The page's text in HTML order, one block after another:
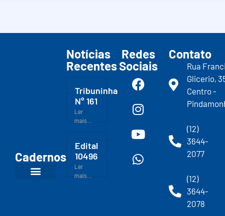
Cadernos
Notícias
Recentes
Tribuninha
N° 161
Ler
mais...
Edital
10496
Ler
mais...
Redes
Sociais
Contato
Rua
Glicerio,
Centro -
(12)
3644-
2077
(12)
3644-
2078